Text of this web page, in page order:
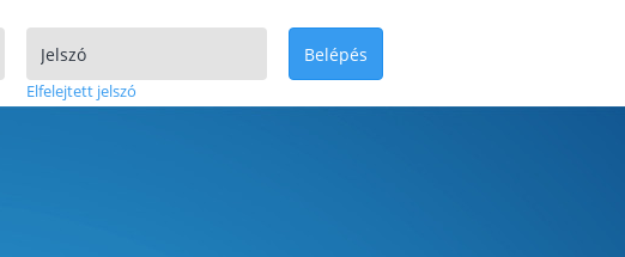
Elfelejtett jelszó
Belépés